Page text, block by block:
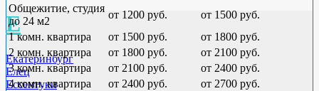
Е
Екатеринбург
Елец
Ессентуки
Общежитие, студия
до 24 м2
от 1200 руб.
от 1500 руб.
1 комн. квартира
от 1500 руб.
от 1800 руб.
2 комн. квартира
от 1800 руб.
от 2100 руб.
3 комн. квартира
от 2100 руб.
от 2400 руб.
4 комн. квартира
от 2400 руб.
от 2700 руб.